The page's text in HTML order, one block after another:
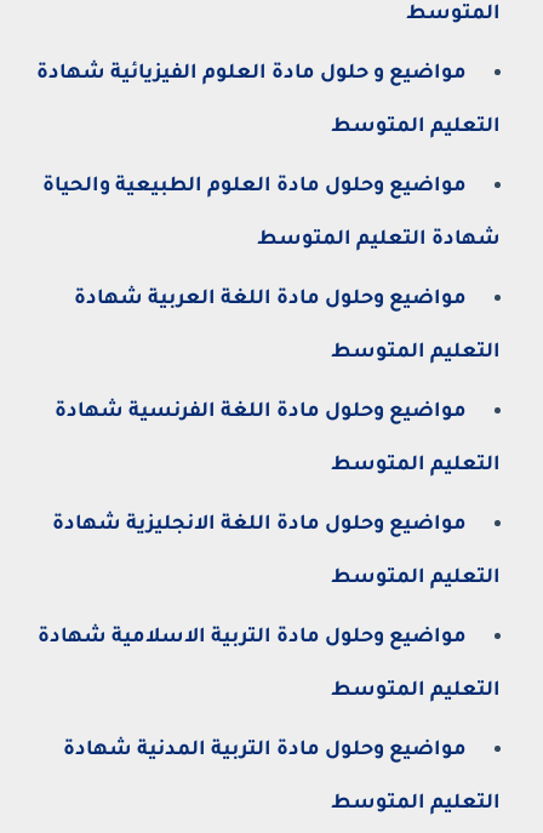
المتوسط
مواضيع و حلول مادة العلوم الفيزيائية شهادة
التعليم المتوسط
مواضيع وحلول مادة العلوم الطبيعية والحياة
شهادة التعليم المتوسط
مواضيع وحلول مادة اللغة العربية شهادة
التعليم المتوسط
مواضيع وحلول مادة اللغة الفرنسية شهادة
التعليم المتوسط
مواضيع وحلول مادة اللغة الانجليزية شهادة
التعليم المتوسط
مواضيع وحلول مادة التربية الاسلامية شهادة
التعليم المتوسط
مواضيع وحلول مادة التربية المدنية شهادة
التعليم المتوسط